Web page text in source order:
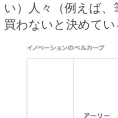
い）人々（例えば
買わないと決めて